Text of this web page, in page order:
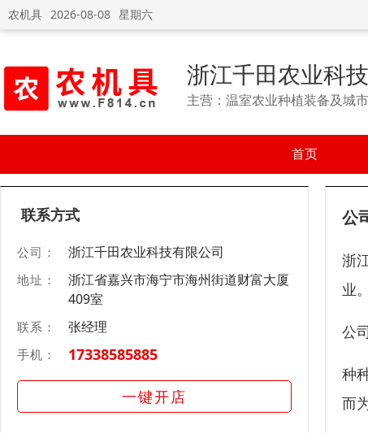
农机具 2026-08-08 星期六
浙江千田农业科
主营：温室农业种植装备及城
首页
联系方式
公司： 浙江千田农业科技有限公司
地址：
浙江省嘉兴市海宁市海州街道财富大厦
409室
联系： 张经理
手机： 17338585885
一键开店
公
浙
业。
公
种
而